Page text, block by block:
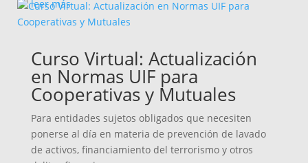
leer más
Curso Virtual: Actualización
en Normas UIF para
Cooperativas y Mutuales
Para entidades sujetos obligados que necesiten
ponerse al día en materia de prevención de lavado
de activos, financiamiento del terrorismo y otros